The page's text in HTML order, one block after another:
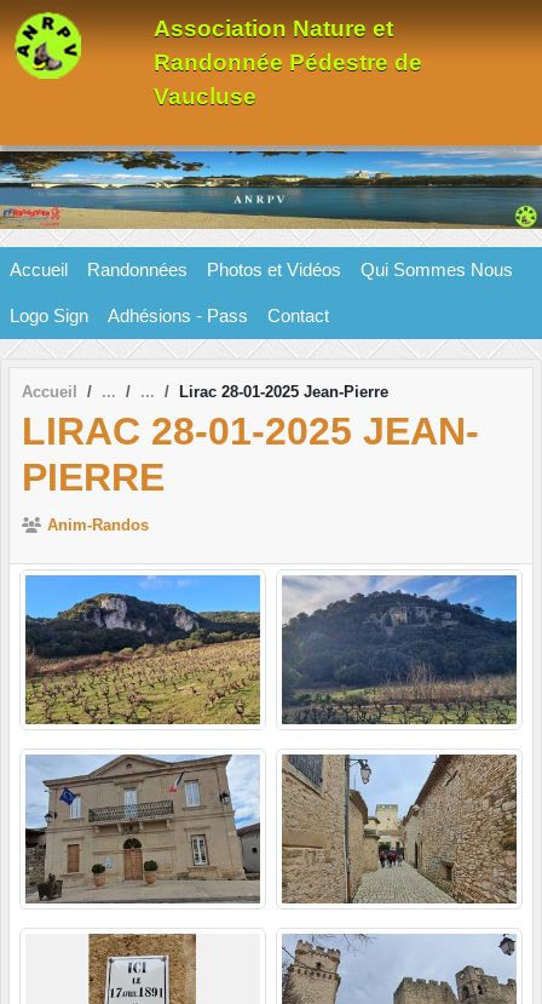
Association Nature et
Randonnée Pédestre de
Vaucluse
Accueil Randonnées Photos et Vidéos Qui Sommes Nous
Logo Sign Adhésions - Pass Contact
Accueil Lirac 28-01-2025 Jean-Pierre
LIRAC 28-01-2025 JEAN-
PIERRE
Anim-Randos
Panneau de gestion des cookies